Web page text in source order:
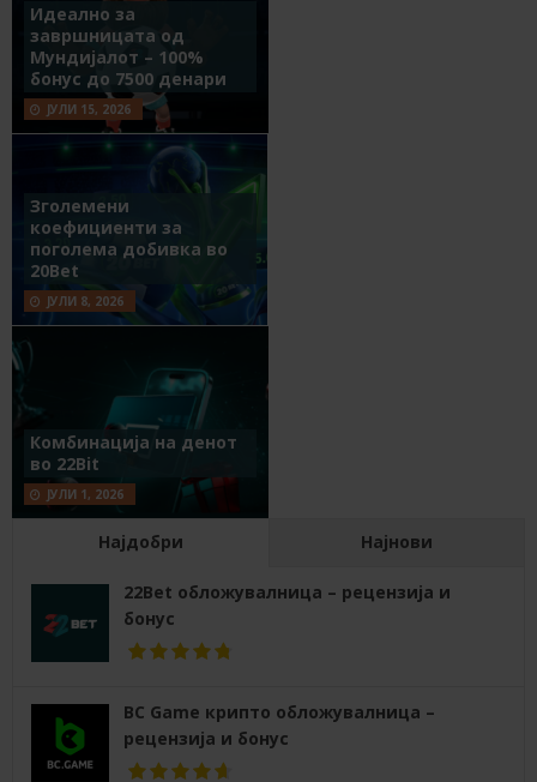
Идеално за
завршницата од
Мундијалот – 100%
бонус до 7500 денари
ЈУЛИ 15, 2026
Зголемени
коефициенти за
поголема добивка во
20Bet
ЈУЛИ 8, 2026
Комбинација на денот
во 22Bit
ЈУЛИ 1, 2026
Најдобри Најнови
22Bet обложувалница – рецензија и
бонус
BC Game крипто обложувалница –
рецензија и бонус